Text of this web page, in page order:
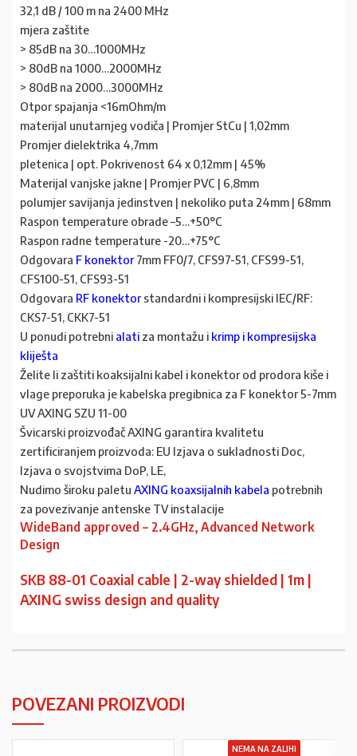
32,1 dB / 100 m na 2400 MHz
mjera zaštite
> 85dB na 30…1000MHz
> 80dB na 1000…2000MHz
> 80dB na 2000…3000MHz
Otpor spajanja <16mOhm/m
materijal unutarnjeg vodiča | Promjer StCu | 1,02mm
Promjer dielektrika 4,7mm
pletenica | opt. Pokrivenost 64 x 0,12mm | 45%
Materijal vanjske jakne | Promjer PVC | 6,8mm
polumjer savijanja jedinstven | nekoliko puta 24mm | 68mm
Raspon temperature obrade –5…+50°C
Raspon radne temperature -20…+75°C
Odgovara F konektor7mm FF0/7, CFS97-51, CFS99-51,
CFS100-51, CFS93-51
Odgovara RF konektorstandardni i kompresijski IEC/RF:
CKS7-51, CKK7-51
U ponudi potrebni alati za montažu i krimp i kompresijska
kliješta
Želite li zaštiti koaksijalni kabel i konektor od prodora kiše i
vlage preporuka je kabelska pregibnica za F konektor 5-7mm
UV AXING SZU 11-00
Švicarski proizvođač AXING garantira kvalitetu
zertificiranjem proizvoda: EU Izjava o sukladnosti Doc,
Izjava o svojstvima DoP, LE,
Nudimo široku paletu AXING koaxsijalnih kabela potrebnih
za povezivanje antenske TV instalacije
WideBand approved – 2.4GHz, Advanced Network
Design
SKB 88-01 Coaxial cable | 2-way shielded | 1m |
AXING swiss design and quality
POVEZANI PROIZVODI
NEMA NA ZALIHI